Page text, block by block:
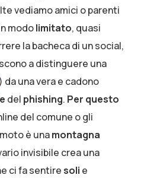
vediamo amici o parenti
modolimitato, quasi
la bacheca di un social,
a distinguere una
da una vera e cadono
del phishing. Per questo
del comune o gli
è unamontagna
invisibile crea una
ci fa sentiresoli e